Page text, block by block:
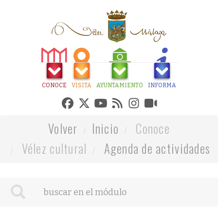
CONOCE VISITA AYUNTAMIENTO INFORMA
Volver Inicio
Conoce
Vélez cultural
Agenda de actividades